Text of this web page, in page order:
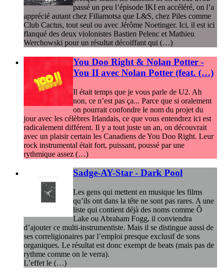
passé un peu l’épisode IKI en accéléré, on l’a
apprécié autant chez Filiamotsa que L&S, chez Piles comme
Club Cactus, tout seul ou avec Jérôme Noetinger. Ici, il est ici
flanqué des deux violonistes Bastien Pelenc et Mathieu
Werchowski pour un résultat décoiffant qui (…)
You Doo Right & Nolan Potter -
You II avec Nolan Potter (feat. (…)
Il était temps que je vous parle de U2. Ah
non, ce n’est pas ça... Parce que si oralement
on pourrait confondre le nom du projet du
jour avec les célèbres Irlandais, ce que vous entendrez ici est
radicalement différent. Il y a tout juste un an, on découvrait
avec un plaisir certain les Canadiens de You Doo Right. Leur
rock instrumental était fort, puissant, poussé par une
rythmique assez (…)
Sadge-AY-Star - Dark Pool
Les gens qui mettent en musique les films
qu’ils ont dans la tête ne sont pas rares. A une
liste qui contient déjà des noms comme Ô
Lake ou Abraham Fogg, il conviendra
d’ajouter ce multi-instrumentiste. Mais il se distingue aussi de
ses correligionaires par l’emploi presque exclusif de sons
organiques. Le résultat est donc exempt de beats (mais pas de
rythme comme on le verra).
L’effet le (…)